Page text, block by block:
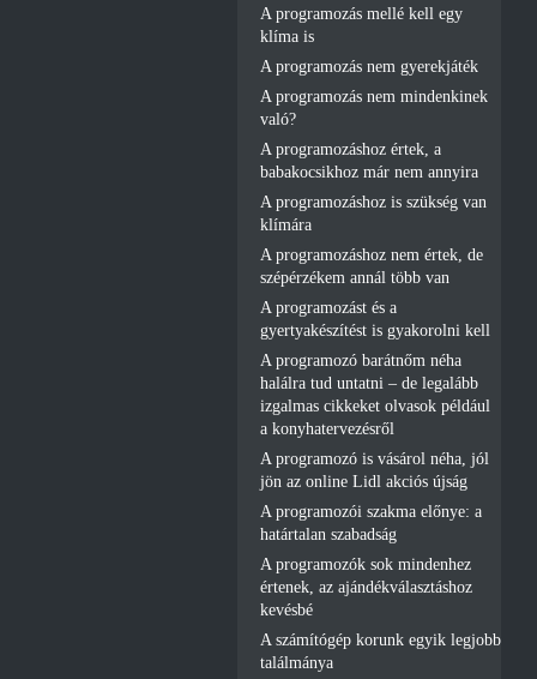
A programozás mellé kell egy
klíma is
A programozás nem gyerekjáték
A programozás nem mindenkinek
való?
A programozáshoz értek, a
babakocsikhoz már nem annyira
A programozáshoz is szükség van
klímára
A programozáshoz nem értek, de
szépérzékem annál több van
A programozást és a
gyertyakészítést is gyakorolni kell
A programozó barátnőm néha
halálra tud untatni – de legalább
izgalmas cikkeket olvasok például
a konyhatervezésről
A programozó is vásárol néha, jól
jön az online Lidl akciós újság
A programozói szakma előnye: a
határtalan szabadság
A programozók sok mindenhez
értenek, az ajándékválasztáshoz
kevésbé
A számítógép korunk egyik legjobb
találmánya